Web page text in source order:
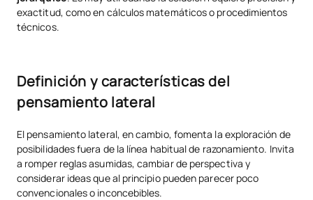
exactitud, como en cálculos matemáticos o procedimientos
técnicos.
Definición y características del
pensamiento lateral
El pensamiento lateral, en cambio, fomenta la exploración de
posibilidades fuera de la línea habitual de razonamiento. Invita
a romper reglas asumidas, cambiar de perspectiva y
considerar ideas que al principio pueden parecer poco
convencionales o inconcebibles.